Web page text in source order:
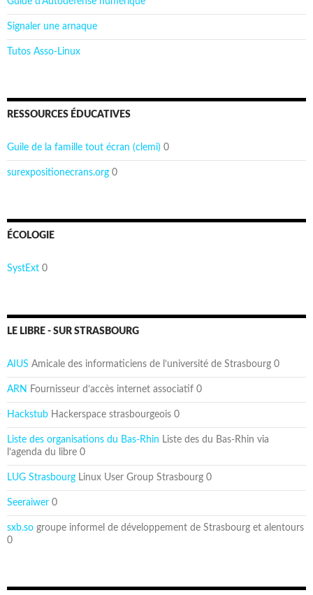
Signaler une arnaque
Tutos Asso-Linux
RESSOURCES ÉDUCATIVES
Guile de la famille tout écran (clemi) 0
surexpositionecrans.org 0
ÉCOLOGIE
SystExt 0
LE LIBRE - SUR STRASBOURG
AIUS Amicale des informaticiens de l’université de Strasbourg 0
ARN Fournisseur d’accès internet associatif 0
Hackstub Hackerspace strasbourgeois 0
Liste des organisations du Bas-Rhin Liste des du Bas-Rhin via
l’agenda du libre 0
LUG Strasbourg Linux User Group Strasbourg 0
Seeraiwer 0
sxb.so groupe informel de développement de Strasbourg et alentours
0